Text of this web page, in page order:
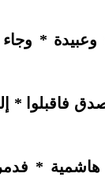
وعبيدة * وجاء
فاقبلوا *
*